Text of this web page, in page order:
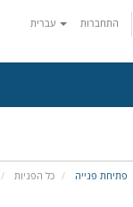
התחברות
כל הפניות פתיחת פנייה